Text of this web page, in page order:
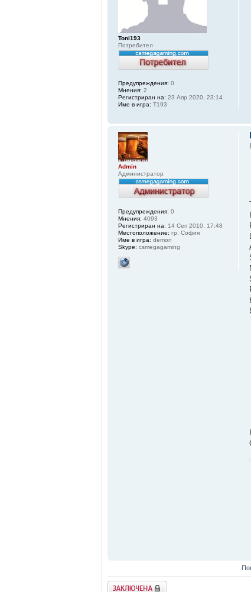
Toni193
Потребител
Предупреждения: 0
Мнения: 2
Регистриран на: 23 Апр 2020, 23:14
Име в игра: T193
Admin
Администратор
Предупреждения: 0
Мнения: 4093
Регистриран на: 14 Сеп 2010, 17:48
Местоположение: гр. София
Име в игра: demon
Skype: csmegagaming
Заключена